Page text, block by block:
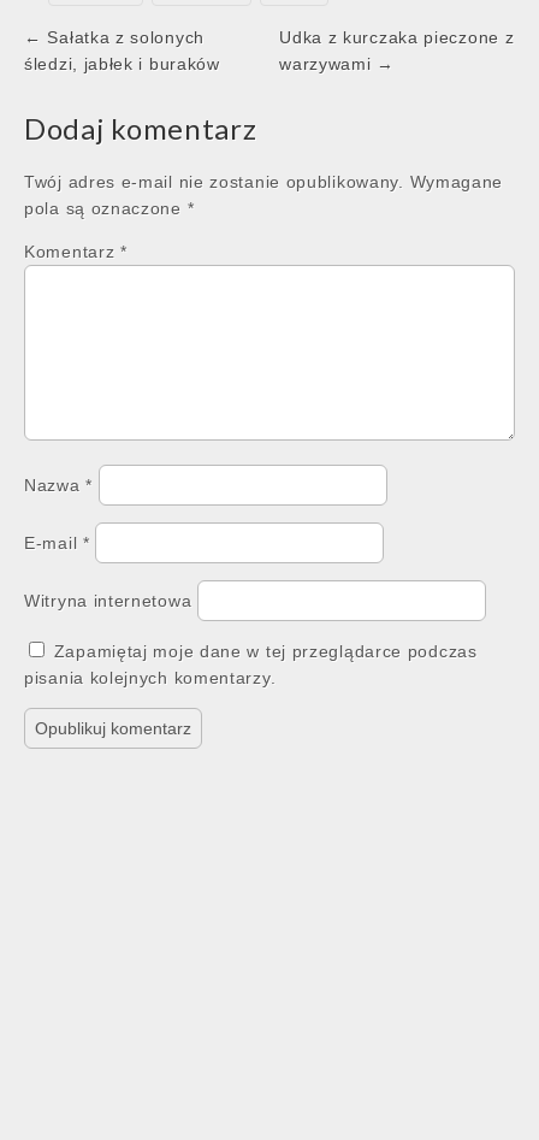
Post
navigation
← Sałatka z solonych
śledzi, jabłek i buraków
Udka z kurczaka pieczone z
warzywami →
Dodaj komentarz
Twój adres e-mail nie zostanie opublikowany.
Wymagane
pola są oznaczone *
Komentarz *
Nazwa*
E-mail *
Witryna internetowa
Zapamiętaj moje dane w tej przeglądarce podczas
pisania kolejnych komentarzy.